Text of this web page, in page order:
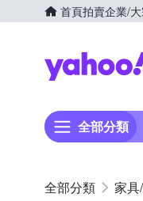
首頁拍賣企業/
全部分類
家